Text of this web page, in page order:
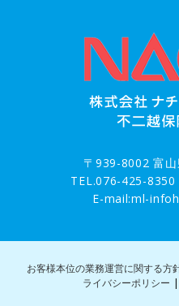
〒939-8002 富
TEL.076-425-
E-mail:ml-
お客様本位の業務運営に関する方
ライバシーポリシー |